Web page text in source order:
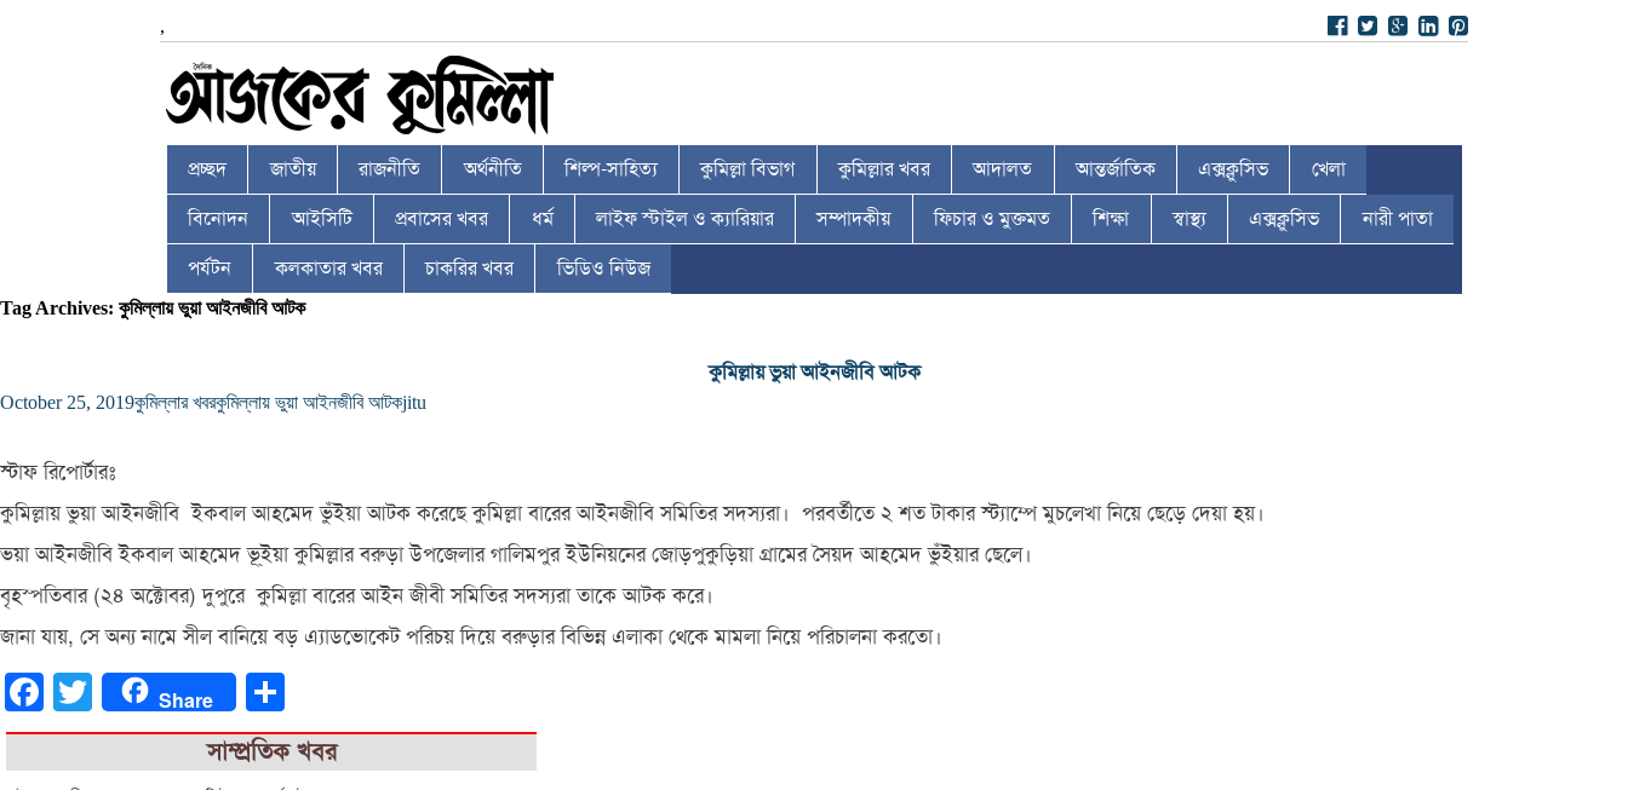
,
প্রচ্ছদ জাতীয় রাজনীতি অর্থনীতি শিল্প-সাহিত্য কুমিল্লা বিভাগ কুমিল্লার খবর আদালত আন্তর্জাতিক এক্সক্লুসিভ খেলা
বিনোদন আইসিটি প্রবাসের খবর ধর্ম লাইফ স্টাইল ও ক্যারিয়ার সম্পাদকীয় ফিচার ও মুক্তমত শিক্ষা স্বাস্থ্য এক্সক্লুসিভ নারী পাতা
পর্যটন কলকাতার খবর চাকরির খবর ভিডিও নিউজ
Tag Archives: কুমিল্লায় ভুয়া আইনজীবি আটক
কুমিল্লায় ভুয়া আইনজীবি আটক
October 25, 2019কুমিল্লার খবরকুমিল্লায় ভুয়া আইনজীবি আটকjitu
স্টাফ রিপোর্টারঃ
কুমিল্লায় ভুয়া আইনজীবি ইকবাল আহমেদ ভুঁইয়া আটক করেছে কুমিল্লা বারের আইনজীবি সমিতির সদস্যরা। পরবর্তীতে ২ শত টাকার স্ট্যাম্পে মুচলেখা নিয়ে ছেড়ে দেয়া হয়।
ভয়া আইনজীবি ইকবাল আহমেদ ভূ্ইয়া কুমিল্লার বরুড়া উপজেলার গালিমপুর ইউনিয়নের জোড়পুকুড়িয়া গ্রামের সৈয়দ আহমেদ ভুঁইয়ার ছেলে।
বৃহস্পতিবার (২৪ অক্টোবর) দুপুরে কুমিল্লা বারের আইন জীবী সমিতির সদস্যরা তাকে আটক করে।
জানা যায়, সে অন্য নামে সীল বানিয়ে বড় এ্যাডভোকেট পরিচয় দিয়ে বরুড়ার বিভিন্ন এলাকা থেকে মামলা নিয়ে পরিচালনা করতো।
FacebookTwitter Share
সাম্প্রতিক খবর